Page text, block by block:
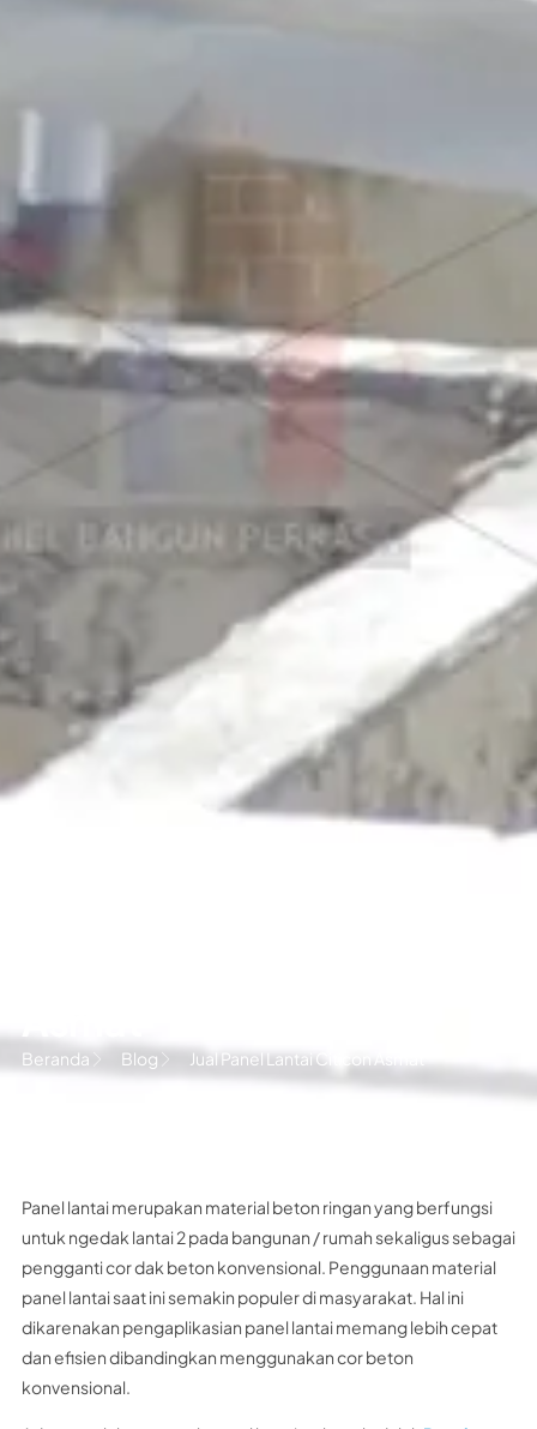
Beranda Blog Jual Panel Lantai Citicon Asmat
Panel lantai merupakan material beton ringan yang berfungsi
untuk ngedak lantai 2 pada bangunan / rumah sekaligus sebagai
pengganti cor dak beton konvensional. Penggunaan material
panel lantai saat ini semakin populer di masyarakat. Hal ini
dikarenakan pengaplikasian panel lantai memang lebih cepat
dan efisien dibandingkan menggunakan cor beton
konvensional.